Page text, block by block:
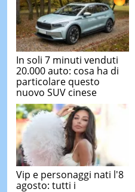
In soli 7 minuti venduti
20.000 auto: cosa ha di
particolare questo
nuovo SUV cinese
Vip e personaggi nati l'8
agosto: tutti i